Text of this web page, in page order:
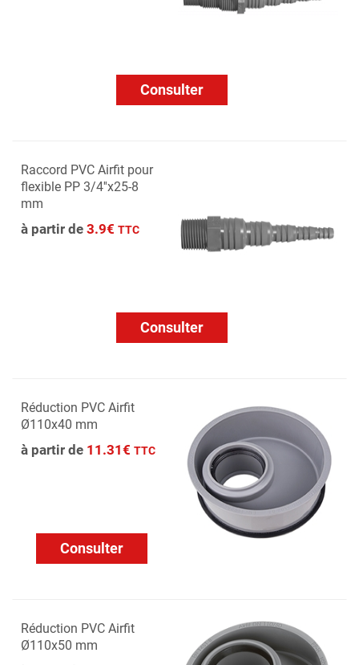
Consulter
Raccord PVC Airfit pour
flexible PP 3/4''x25-8
mm
à partir de 3.9€ TTC
Consulter
Réduction PVC Airfit
Ø110x40 mm
à partir de 11.31€ TTC
Consulter
Réduction PVC Airfit
Ø110x50 mm